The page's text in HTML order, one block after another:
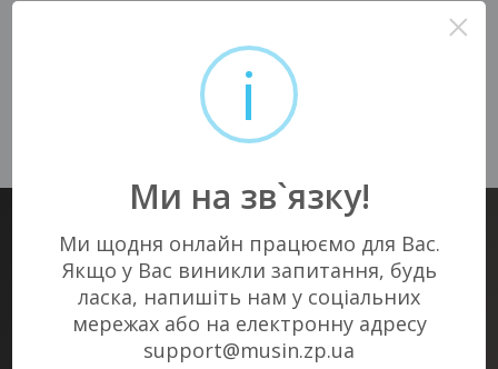
На жаль, немає актуальних подій
у Вашому місті :(
КВИТКОВИЙ СЕРВІС #1 В ЗАПОРІЖЖІ
КВИТКИ НА ВСІ ЗАХОДИ МІСТА У НАС!
АФІША
МАЙДАНЧИКИ
i
Ми на зв`язку!
×
Ми щодня онлайн працюємо для Вас.
Якщо у Вас виникли запитання, будь
ласка, напишіть нам у соціальних
мережах або на електронну адресу
support@musin.zp.ua